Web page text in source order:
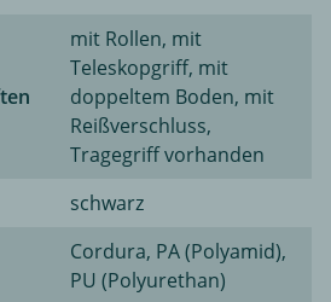
mit Rollen, mit
Teleskopgriff, mit
doppeltem Boden, mit
Reißverschluss,
Tragegriff vorhanden
schwarz
Cordura, PA (Polyamid),
PU (Polyurethan)